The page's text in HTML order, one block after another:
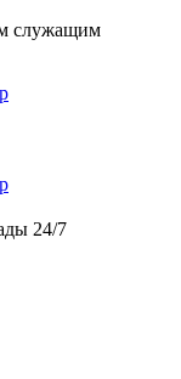
служащим
24/7